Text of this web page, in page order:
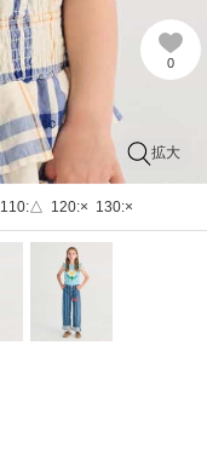
0
拡大
110:△ 120:× 130:×